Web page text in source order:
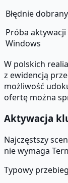
Błędnie
Próba
Windows
W polskich
z ewidencją
możliwość
ofertę można
Aktywacja
Najczęstszy
nie wymaga
Typowy